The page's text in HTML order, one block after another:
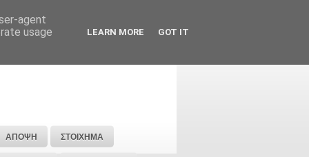
ΑΠΟΨΗ ΣΤΟΙΧΗΜΑ
agent
usage
LEARN MORE GOT IT